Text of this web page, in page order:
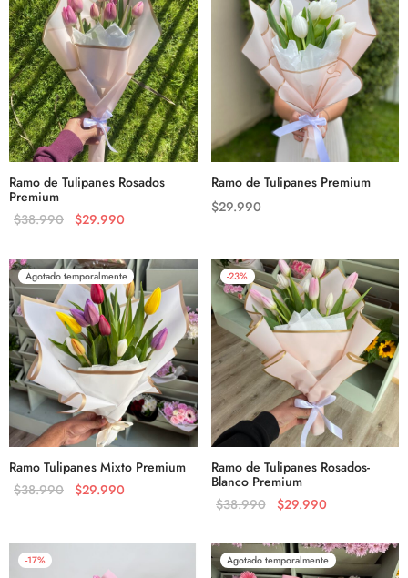
Ramo de Tulipanes Rosados
Premium
$38.990 $29.990
Ramo de Tulipanes Premium
$29.990
Agotado temporalmente
Ramo Tulipanes Mixto Premium
$38.990 $29.990
-23%
Ramo de Tulipanes Rosados-
Blanco Premium
$38.990 $29.990
-17% Agotado temporalmente